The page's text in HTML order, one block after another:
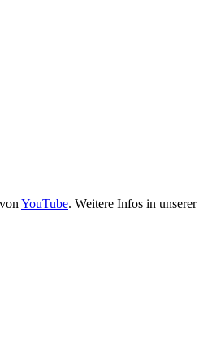
YouTube. Weitere Infos in unserer